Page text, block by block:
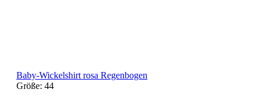
Baby-Wickelshirt rosa Regenbogen
Größe: 44